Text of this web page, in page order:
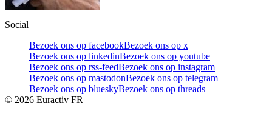
Social
Bezoek ons op facebookBezoek ons op x
Bezoek ons op linkedinBezoek ons op youtube
Bezoek ons op rss-feedBezoek ons op instagram
Bezoek ons op mastodonBezoek ons op telegram
Bezoek ons op blueskyBezoek ons op threads
© 2026 Euractiv FR